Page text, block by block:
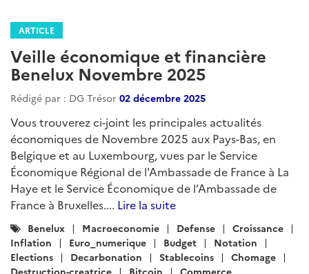
ARTICLE
Veille économique et financière
Benelux Novembre 2025
Rédigé par : DG Trésor 02 décembre 2025
Vous trouverez ci-joint les principales actualités
économiques de Novembre 2025 aux Pays-Bas, en
Belgique et au Luxembourg, vues par le Service
Économique Régional de l'Ambassade de France à La
Haye et le Service Économique de l’Ambassade de
France à Bruxelles.... Lire la suite
Catégories
:
Benelux Macroeconomie Defense
Croissance
Inflation
Euro_numerique Budget
Notation
Elections
Decarbonation Stablecoins
Chomage